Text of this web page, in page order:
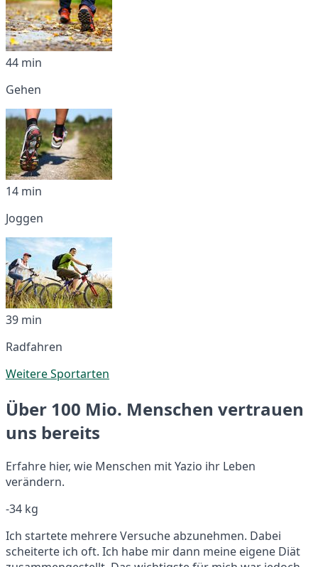
44 min
Gehen
14 min
Joggen
39 min
Radfahren
Weitere Sportarten
Über 100 Mio. Menschen vertrauen
uns bereits
Erfahre hier, wie Menschen mit Yazio ihr Leben
verändern.
-34 kg
Ich startete mehrere Versuche abzunehmen. Dabei
scheiterte ich oft. Ich habe mir dann meine eigene Diät